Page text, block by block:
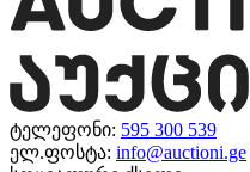
ტელეფონი: 595 300 539
ელ.ფოსტა: info@auctioni.ge